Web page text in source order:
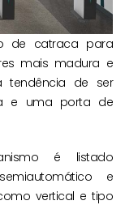
de catraca para
mais madura e
de ser
e uma porta de
é listado
e
vertical e tipo